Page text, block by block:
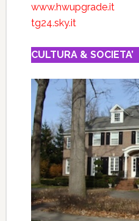
www.hwupgrade.it
tg24.sky.it
CULTURA & SOCIETA’